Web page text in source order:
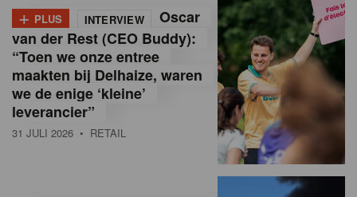
a
M
a
g
a
+ PLUS INTERVIEW
Oscar
van der Rest (CEO Buddy):
“Toen we onze entree
maakten bij Delhaize, waren
we de enige ‘kleine’
leverancier”
31 JULI 2026 • RETAIL